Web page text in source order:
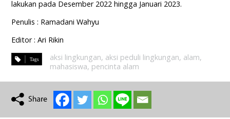
lakukan pada Desember 2022 hingga Januari 2023.
Penulis : Ramadani Wahyu
Editor : Ari Rikin
aksi lingkungan, aksi peduli lingkungan, alam,
mahasiswa, pencinta alam